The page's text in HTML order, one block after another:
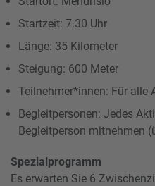
Startzeit: 7.30 Uhr
Länge: 35 Kilometer
Steigung: 600 Meter
Teilnehmer*innen: Für alle
Begleitpersonen: Jedes
Begleitperson mitnehmen
Spezialprogramm
Es erwarten Sie 6